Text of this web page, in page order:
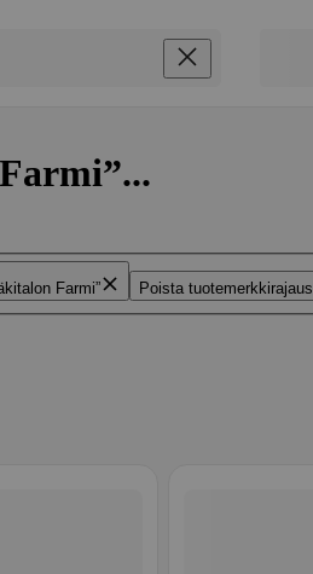
Farmi Poista tuotemerkkirajaus